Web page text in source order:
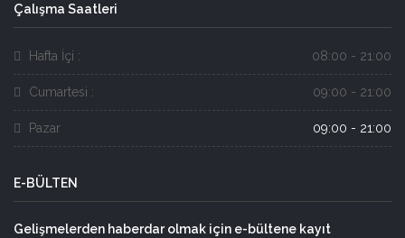
Çalışma Saatleri
Hafta İçi : 08:00 - 21:00
Cumartesi : 09:00 - 21:00
Pazar 09:00 - 21:00
E-BÜLTEN
Gelişmelerden haberdar olmak için e-bültene kayıt